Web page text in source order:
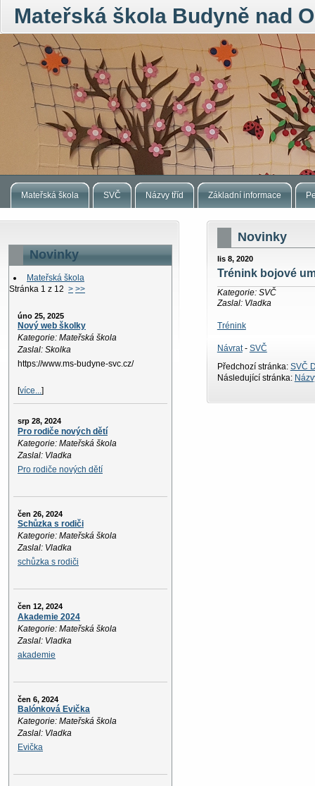
Mateřská škola Budyně nad
Mateřská škola SVČ Názvy tříd Základní informace
Novinky
Mateřská škola
Stránka 1 z 12 > >>
úno 25, 2025
Nový web školky
Kategorie: Mateřská škola
Zaslal: Skolka
https://www.ms-budyne-svc.cz/
[více...]
srp 28, 2024
Pro rodiče nových dětí
Kategorie: Mateřská škola
Zaslal: Vladka
Pro rodiče nových dětí
čen 26, 2024
Schůzka s rodiči
Kategorie: Mateřská škola
Zaslal: Vladka
schůzka s rodiči
čen 12, 2024
Akademie 2024
Kategorie: Mateřská škola
Zaslal: Vladka
akademie
čen 6, 2024
Balónková Evička
Kategorie: Mateřská škola
Zaslal: Vladka
Evička
Novinky
lis 8, 2020
Trénink bojové
Kategorie: SVČ
Zaslal: Vladka
Trénink
Návrat- SVČ
Předchozí stránka: SVČ
Následující stránka: